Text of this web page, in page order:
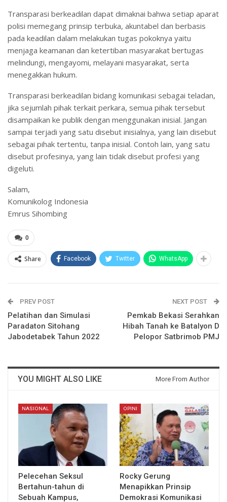
Transparasi berkeadilan dapat dimaknai bahwa setiap aparat
polisi memegang prinsip terbuka, akuntabel dan berbasis
pada keadilan dalam melakukan tugas pokoknya yaitu
menjaga keamanan dan ketertiban masyarakat bertugas
melindungi, mengayomi, melayani masyarakat, serta
menegakkan hukum.
Transparasi berkeadilan bidang komunikasi sebagai teladan,
jika sejumlah pihak terkait perkara, semua pihak tersebut
disampaikan ke publik dengan menggunakan inisial. Jangan
sampai terjadi yang satu disebut inisialnya, yang lain disebut
sebagai pihak tertentu, tanpa inisial. Contoh lain, yang satu
disebut profesinya, yang lain tidak disebut profesi yang
digeluti.
Salam,
Komunikolog Indonesia
Emrus Sihombing
0
Share Facebook Twitter WhatsApp
PREV POST
Pelatihan dan Simulasi
Paradaton Sitohang
Jabodetabek Tahun 2022
NEXT POST
Pemkab Bekasi Serahkan
Hibah Tanah ke Batalyon D
Pelopor Satbrimob PMJ
YOU MIGHT ALSO LIKE More From Author
NASIONAL
Pelecehan Seksul
Bertahun-tahun di
Sebuah Kampus,
OPINI
Rocky Gerung
Menapikkan Prinsip
Demokrasi Komunikasi